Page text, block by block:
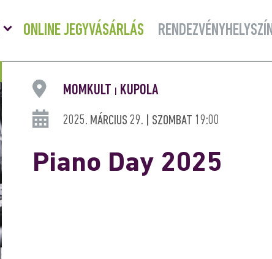
Menü
lenyitása
ONLINE JEGYVÁSÁRLÁS RENDEZVÉNYHELYSZÍN
MOMKULT KUPOLA
2025. MÁRCIUS 29. | SZOMBAT 19:00
Piano Day 2025